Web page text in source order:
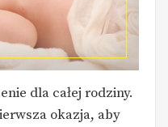
dla całej rodziny.
okazja, aby